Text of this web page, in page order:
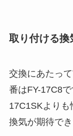
取り付ける換
交換にあたっ
番はFY-17C8
17C1SKより
換気が期待でき